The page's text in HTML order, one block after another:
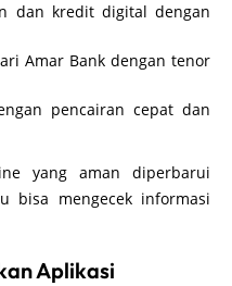
dan kredit digital dengan
Amar Bank dengan tenor
pencairan cepat dan
yang aman diperbarui
bisa mengecek informasi
Aplikasi